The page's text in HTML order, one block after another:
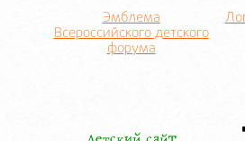
Эмблема
Всероссийского детского
форума